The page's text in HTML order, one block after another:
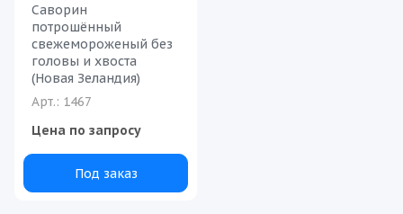
Саворин
потрошённый
свежемороженый без
головы и хвоста
(Новая Зеландия)
Арт.: 1467
Цена по запросу
Под заказ